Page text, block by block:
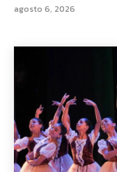
agosto 6, 2026